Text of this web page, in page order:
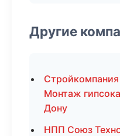
Другие
Монтаж
Дону
НПП Союз